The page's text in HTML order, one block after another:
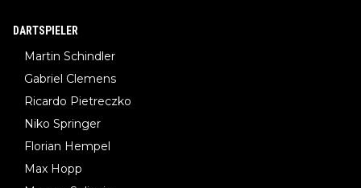
DARTSPIELER
Martin Schindler
Gabriel Clemens
Ricardo Pietreczko
Niko Springer
Florian Hempel
Max Hopp